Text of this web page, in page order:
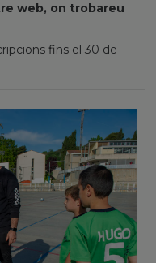
web, on trobareu
fins el 30 de